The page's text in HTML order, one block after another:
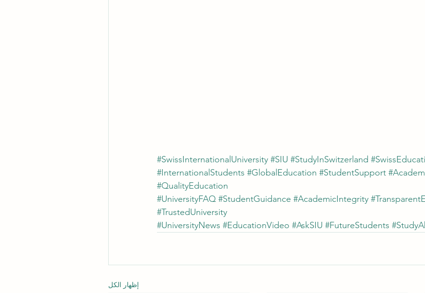
#SwissInternationalUniversity #SIU #StudyInSwitzerland
#InternationalStudents #GlobalEducation #StudentSupport
#QualityEducation
#UniversityFAQ #StudentGuidance #AcademicIntegrity
#TrustedUniversity
#UniversityNews #EducationVideo #AskSIU #FutureStudents
إظهار الكل